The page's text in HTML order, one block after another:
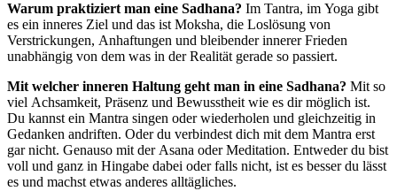
Warum praktiziert man eine Sadhana? Im Tantra, im Yoga gibt
es ein inneres Ziel und das ist Moksha, die Loslösung von
Verstrickungen, Anhaftungen und bleibender innerer Frieden
unabhängig von dem was in der Realität gerade so passiert.
Mit welcher inneren Haltung geht man in eine Sadhana? Mit so
viel Achsamkeit, Präsenz und Bewusstheit wie es dir möglich ist.
Du kannst ein Mantra singen oder wiederholen und gleichzeitig in
Gedanken andriften. Oder du verbindest dich mit dem Mantra erst
gar nicht. Genauso mit der Asana oder Meditation. Entweder du bist
voll und ganz in Hingabe dabei oder falls nicht, ist es besser du lässt
es und machst etwas anderes alltägliches.